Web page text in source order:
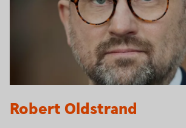
Robert Oldstrand